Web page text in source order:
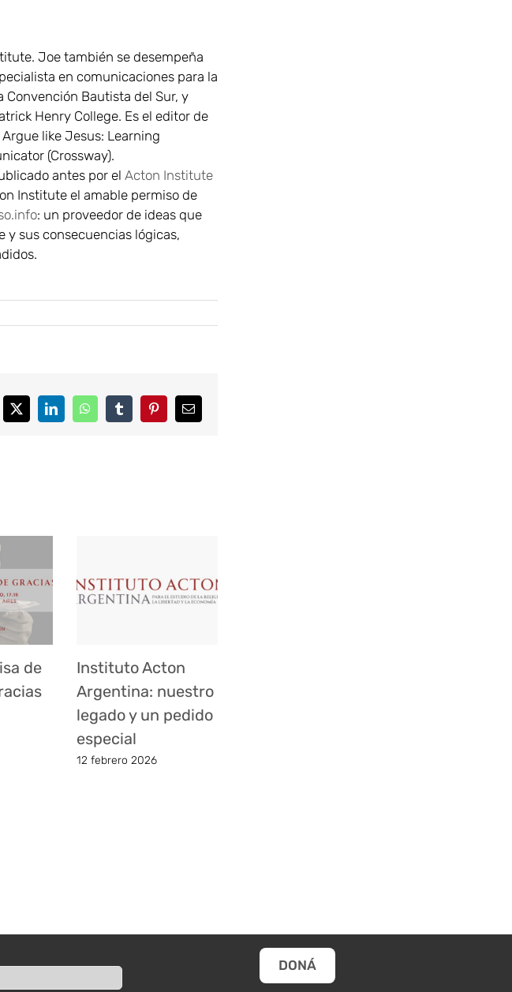
Joe también se desempeña
en comunicaciones para la
Convención Bautista del Sur, y
Henry College. Es el editor de
like Jesus: Learning
(Crossway).
antes por el Acton Institute
Institute el amable permiso de
: un proveedor de ideas que
y sus consecuencias lógicas,
TwitterLinkedInWhatsAppTumblrPinterestCorreo
electrónico
de
Instituto Acton
Argentina: nuestro
legado y un pedido
especial
12 febrero 2026
DONÁ